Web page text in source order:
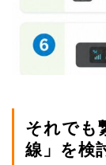
それでも
線」を検